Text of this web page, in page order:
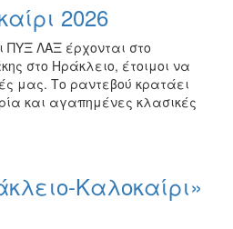
2026
ΠΥΞ ΛΑΞ έρχονται στο
στο Ηράκλειο, έτοιμοι να
μας. Το ραντεβού κρατάει
και αγαπημένες κλασικές
Καλοκαίρι»